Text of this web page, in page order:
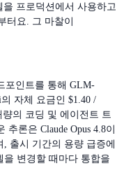
프로덕션에서 사용하고
요. 그 마찰이
포인트를 통해 GLM-
자체 요금인 $1.40 /
의 코딩 및 에이전트 트
론은 Claude Opus 4.8이
출시 기간의 용량 급증에
변경할 때마다 통합을